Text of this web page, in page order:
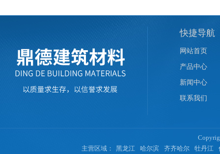
快捷导航
网站首页
产品中心
新闻中心
联系我们
主营区域：
黑龙江 哈尔滨 齐齐哈尔 牡丹江